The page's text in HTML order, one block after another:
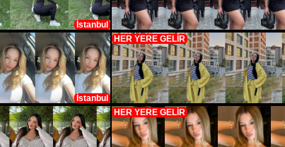
İstanbul
İstanbul
HER YERE GELİR
HER YERE GELİR